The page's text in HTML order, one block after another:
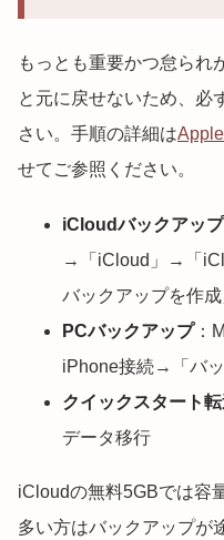
もっとも重要かつ怠られ
と元に戻せないため、必
さい。手順の詳細は
せてご参照ください。
iCloudバックアップ
→「iCloud」→「
バックアップを作成
PCバックアップ：
iPhone接続→「バッ
クイックスタート転
データ移行
iCloudの無料5GBでは容
多い方はバックアップが